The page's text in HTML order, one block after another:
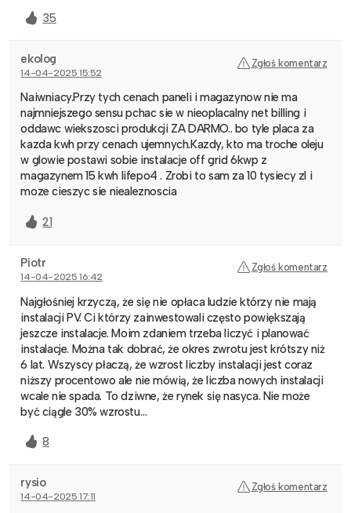
35
ekolog
14-04-2025 15:52
Zgłoś komentarz
Naiwniacy.Przy tych cenach paneli i magazynow nie ma
najmniejszego sensu pchac sie w nieoplacalny net billing i
oddawc wiekszosci produkcji ZA DARMO.. bo tyle placa za
kazda kwh przy cenach ujemnych.Kazdy, kto ma troche oleju
w glowie postawi sobie instalacje off grid 6kwp z
magazynem 15 kwh lifepo4 . Zrobi to sam za 10 tysiecy zl i
moze cieszyc sie niealeznoscia
21
Piotr
14-04-2025 16:42
Zgłoś komentarz
Najgłośniej krzyczą, że się nie opłaca ludzie którzy nie mają
instalacji PV. Ci którzy zainwestowali często powiększają
jeszcze instalacje. Moim zdaniem trzeba liczyć i planować
instalacje. Można tak dobrać, że okres zwrotu jest krótszy niż
6 lat. Wszyscy płaczą, że wzrost liczby instalacji jest coraz
niższy procentowo ale nie mówią, że liczba nowych instalacji
wcale nie spada. To dziwne, że rynek się nasyca. Nie może
być ciągle 30% wzrostu…
8
rysio
14-04-2025 17:11
Zgłoś komentarz